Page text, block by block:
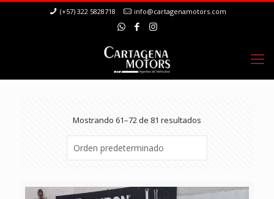
(+57) 322 5828718 info@cartagenamotors.com
Mostrando 61–72 de 81 resultados